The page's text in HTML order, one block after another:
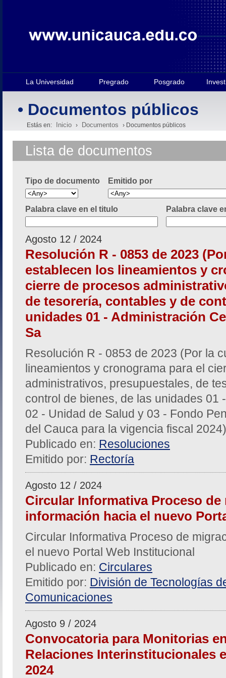
La Universidad Pregrado Posgrado
• Documentos públicos
Estás en: Inicio › Documentos › Documentos públicos
Lista de documentos
Tipo de documento Emitido por
Palabra clave en el titulo Palabra clave
Agosto 12 / 2024
Resolución R - 0853 de 2023
establecen los lineamientos y
cierre de procesos
de tesorería, contables y de
unidades 01 - Administración
Sa
Resolución R - 0853 de 2023 (Por la
lineamientos y cronograma para el
administrativos, presupuestales, de
control de bienes, de las unidades 01
02 - Unidad de Salud y 03 - Fondo
del Cauca para la vigencia fiscal 2024)
Publicado en: Resoluciones
Emitido por: Rectoría
Agosto 12 / 2024
Circular Informativa Proceso de
información hacia el nuevo
Circular Informativa Proceso de
el nuevo Portal Web Institucional
Publicado en: Circulares
Emitido por: División de Tecnologías
Comunicaciones
Agosto 9 / 2024
Convocatoria para Monitorias
Relaciones Interinstitucionales
2024